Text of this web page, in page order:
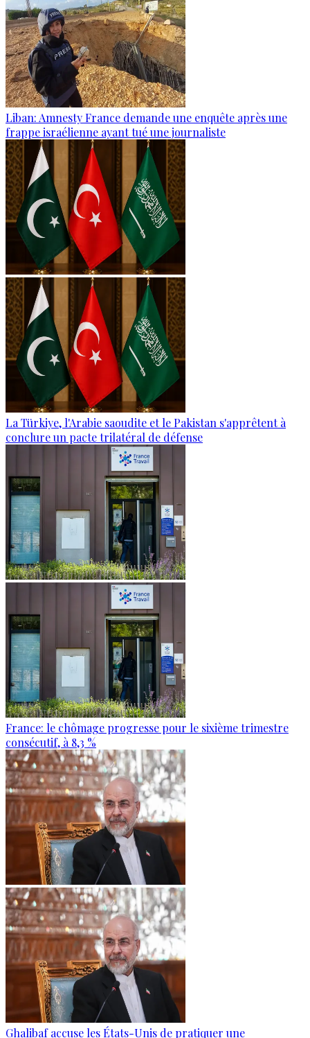
Liban: Amnesty France demande une enquête après une
frappe israélienne ayant tué une journaliste
La Türkiye, l'Arabie saoudite et le Pakistan s'apprêtent à
conclure un pacte trilatéral de défense
France: le chômage progresse pour le sixième trimestre
consécutif, à 8,3 %
Ghalibaf accuse les États-Unis de pratiquer une